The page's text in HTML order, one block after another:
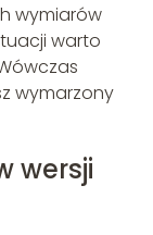
wymiarów
warto
wymarzony
wersji